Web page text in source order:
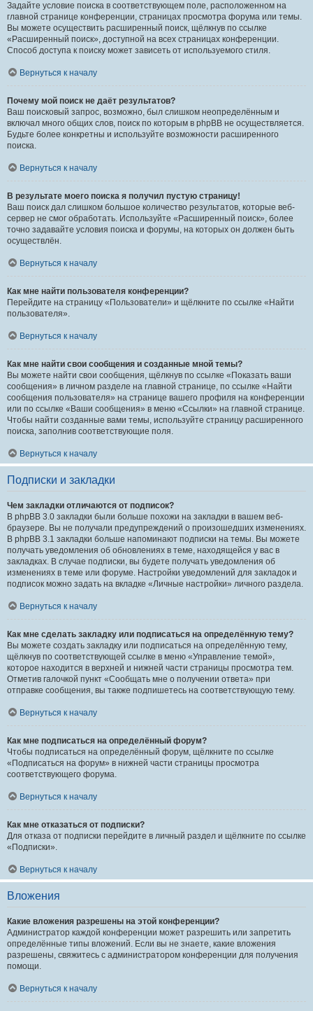
Задайте условие поиска в соответствующем поле, расположенном на
главной странице конференции, страницах просмотра форума или темы.
Вы можете осуществить расширенный поиск, щёлкнув по ссылке
«Расширенный поиск», доступной на всех страницах конференции.
Способ доступа к поиску может зависеть от используемого стиля.
Вернуться к началу
Почему мой поиск не даёт результатов?
Ваш поисковый запрос, возможно, был слишком неопределённым и
включал много общих слов, поиск по которым в phpBB не осуществляется.
Будьте более конкретны и используйте возможности расширенного
поиска.
Вернуться к началу
В результате моего поиска я получил пустую страницу!
Ваш поиск дал слишком большое количество результатов, которые веб-
сервер не смог обработать. Используйте «Расширенный поиск», более
точно задавайте условия поиска и форумы, на которых он должен быть
осуществлён.
Вернуться к началу
Как мне найти пользователя конференции?
Перейдите на страницу «Пользователи» и щёлкните по ссылке «Найти
пользователя».
Вернуться к началу
Как мне найти свои сообщения и созданные мной темы?
Вы можете найти свои сообщения, щёлкнув по ссылке «Показать ваши
сообщения» в личном разделе на главной странице, по ссылке «Найти
сообщения пользователя» на странице вашего профиля на конференции
или по ссылке «Ваши сообщения» в меню «Ссылки» на главной странице.
Чтобы найти созданные вами темы, используйте страницу расширенного
поиска, заполнив соответствующие поля.
Вернуться к началу
Подписки и закладки
Чем закладки отличаются от подписок?
В phpBB 3.0 закладки были больше похожи на закладки в вашем веб-
браузере. Вы не получали предупреждений о произошедших изменениях.
В phpBB 3.1 закладки больше напоминают подписки на темы. Вы можете
получать уведомления об обновлениях в теме, находящейся у вас в
закладках. В случае подписки, вы будете получать уведомления об
изменениях в теме или форуме. Настройки уведомлений для закладок и
подписок можно задать на вкладке «Личные настройки» личного раздела.
Вернуться к началу
Как мне сделать закладку или подписаться на определённую тему?
Вы можете создать закладку или подписаться на определённую тему,
щёлкнув по соответствующей ссылке в меню «Управление темой»,
которое находится в верхней и нижней части страницы просмотра тем.
Отметив галочкой пункт «Сообщать мне о получении ответа» при
отправке сообщения, вы также подпишетесь на соответствующую тему.
Вернуться к началу
Как мне подписаться на определённый форум?
Чтобы подписаться на определённый форум, щёлкните по ссылке
«Подписаться на форум» в нижней части страницы просмотра
соответствующего форума.
Вернуться к началу
Как мне отказаться от подписки?
Для отказа от подписки перейдите в личный раздел и щёлкните по ссылке
«Подписки».
Вернуться к началу
Вложения
Какие вложения разрешены на этой конференции?
Администратор каждой конференции может разрешить или запретить
определённые типы вложений. Если вы не знаете, какие вложения
разрешены, свяжитесь с администратором конференции для получения
помощи.
Вернуться к началу